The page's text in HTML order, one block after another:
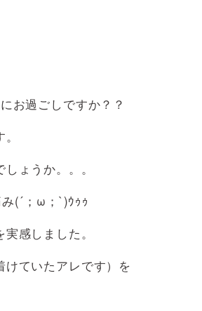
お過ごしですか？？
ょうか。。。
(´；ω；`)ｳｩｩ
感しました。
ていたアレです）を